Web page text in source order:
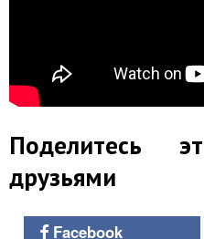
Поделитесь
друзьями
Facebook